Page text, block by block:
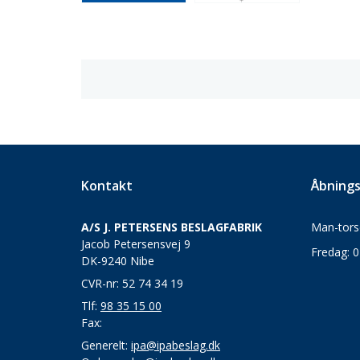
Kontakt
A/S J. PETERSENS BESLAGFABRIK
Jacob Petersensvej 9
DK-9240 Nibe
CVR-nr: 52 74 34 19
Tlf: 98 35 15 00
Fax:
Generelt: ipa@ipabeslag.dk
Man-
Fredag: